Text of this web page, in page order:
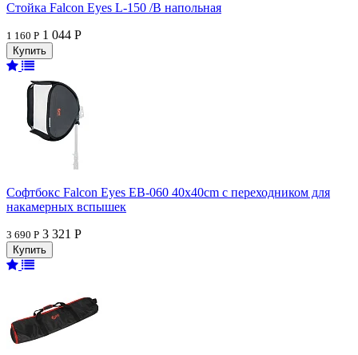
Стойка Falcon Eyes L-150 /B напольная
1 160 Р 1 044 Р
Софтбокс Falcon Eyes EB-060 40x40cm с переходником для
накамерных вспышек
3 690 Р 3 321 Р